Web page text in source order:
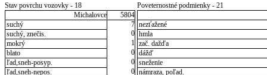
Stav povrchu vozovky - 18
Michalovce
5804
suchý
7
suchý, znečis.
0
mokrý
1
blato
0
ľad,sneh-posyp.
0
ľad,sneh-nepos.
0
Poveternostné podmienky - 21
nezťažené
hmla
zač. dažďa
dážď
sneženie
námraza, poľad.